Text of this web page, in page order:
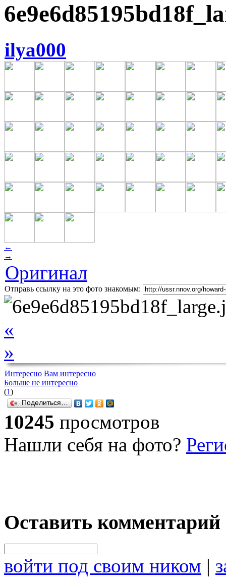
ilya000
←
→
Оригинал
Отправь ссылку на это фото знакомым:
«
»
Интересно Вам интересно
Больше не интересно
(1)
Поделиться…
10245 просмотров
Нашли себя на фото?
Оставить комментарий
войти под своим ником |